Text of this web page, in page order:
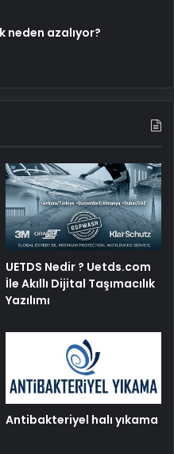
neden azalıyor?
UETDS Nedir ? Uetds.com
İle Akıllı Dijital Taşımacılık
Yazılımı
Antibakteriyel halı yıkama